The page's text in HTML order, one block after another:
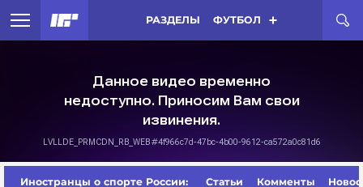
РАЗДЕЛЫ ФУТБОЛ
Иностранцы о спорте России: Статьи Комменты